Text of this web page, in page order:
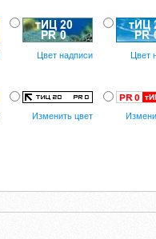
Цвет надписи Цвет
Изменить цвет